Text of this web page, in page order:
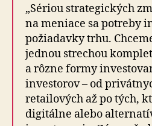
„Sériou strategických
na meniace sa potreby
požiadavky trhu.
jednou strechou
a rôzne formy
in­ves­to­rov – od
retailových až po tých,
digitálne alebo